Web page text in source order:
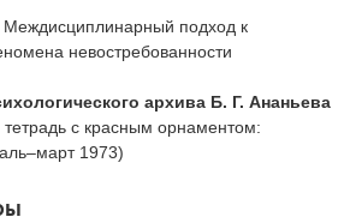
подход к
невостребованности
архива Б. Г. Ананьева
с красным орнаментом:
1973)